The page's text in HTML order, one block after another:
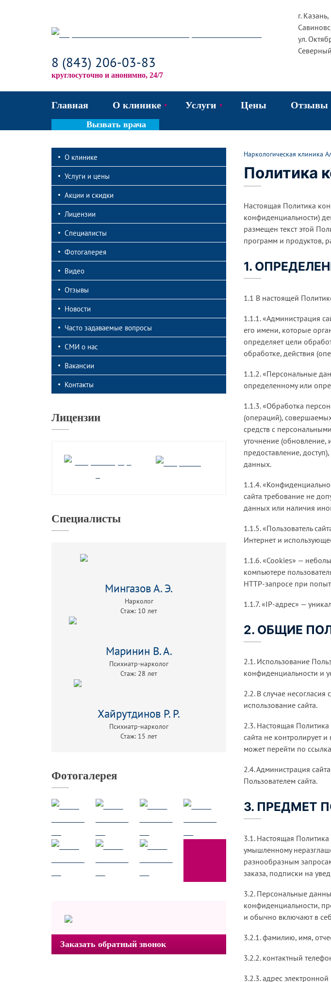
г.
ул.
8 (843) 206-03-83
круглосуточно и анонимно, 24/7
Главная О клинике
Фотогалерея
Видео
Новости
СМИ о нас
Услуги
Вывод из запоя
Кодирование от алкоголизма
Лечение наркомании
Лечение игромании
Отделение психиатрии
Отделение психотерапии
Цены Отзывы
Вызвать врача
О клинике
Услуги и цены
Акции и скидки
Лицензии
Специалисты
Фотогалерея
Видео
Отзывы
Новости
Часто задаваемые вопросы
СМИ о нас
Вакансии
Контакты
Лицензии
Специалисты
Мингазов А. Э.
Нарколог
Стаж: 10 лет
Маринин В. А.
Психиатр-нарколог
Стаж: 28 лет
Хайрутдинов Р. Р.
Психиатр-нарколог
Стаж: 15 лет
Фотогалерея
Заказать обратный звонок
Наркологическая клиника
Политика
Настоящая Политика
конфиденциальности)
размещен текст этой
программ и продуктов,
1.
1.1 В настоящей
1.1.1. «Администрация
его имени, которые
определяет цели
обработке, действия
1.1.2. «Персональные
определенному или
1.1.3. «Обработка
(операций),
средств с
уточнение (обновление,
предоставление,
данных.
1.1.4.
сайта требование не
данных или наличия
1.1.5. «Пользователь
Интернет и
1.1.6. «Cookies» —
компьютере
HTTP-запросе при
1.1.7. «IP-адрес» —
2. ОБЩИЕ
2.1. Использование
конфиденциальности и
2.2. В случае
использование сайта.
2.3. Настоящая
сайта не контролирует и
может перейти по
2.4. Администрация
Пользователем сайта.
3. ПРЕДМЕТ
3.1. Настоящая Политика
умышленному
разнообразным
заказа, подписки на
3.2. Персональные
конфиденциальности,
и обычно включают в
3.2.1. фамилию, имя,
3.2.2. контактный
3.2.3. адрес